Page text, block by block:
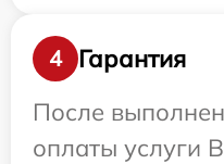
4
Гарантия
После
оплаты услуги